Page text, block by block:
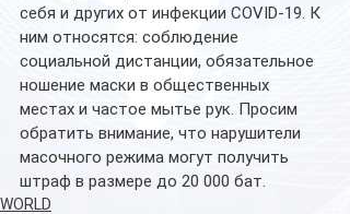
себя и других от инфекции COVID-19. К
ним относятся: соблюдение
социальной дистанции, обязательное
ношение маски в общественных
местах и частое мытье рук. Просим
обратить внимание, что нарушители
масочного режима могут получить
штраф в размере до 20 000 бат.
WORLD